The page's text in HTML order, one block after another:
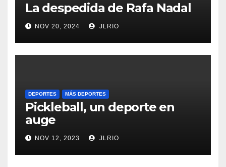
La despedida de Rafa Nadal
NOV 20, 2024 JLRIO
DEPORTES MÁS DEPORTES
Pickleball, un deporte en
auge
NOV 12, 2023 JLRIO